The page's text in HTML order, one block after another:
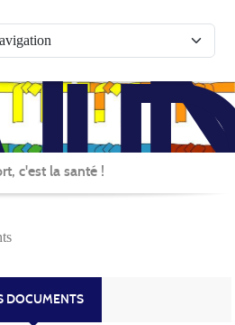
c'est la santé !
DOCUMENTS